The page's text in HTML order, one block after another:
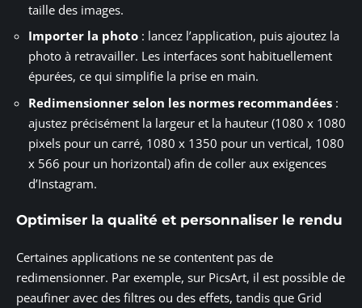
taille des images.
Importer la photo : lancez l’application, puis ajoutez la
photo à retravailler. Les interfaces sont habituellement
épurées, ce qui simplifie la prise en main.
Redimensionner selon les normes recommandées :
ajustez précisément la largeur et la hauteur (1080 x 1080
pixels pour un carré, 1080 x 1350 pour un vertical, 1080
x 566 pour un horizontal) afin de coller aux exigences
d’Instagram.
Optimiser la qualité et personnaliser le rendu
Certaines applications ne se contentent pas de
redimensionner. Par exemple, sur PicsArt, il est possible de
peaufiner avec des filtres ou des effets, tandis que Grid